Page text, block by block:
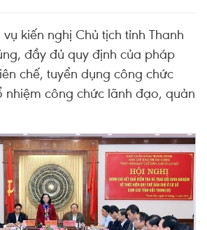
kiến nghị Chủ tịch tỉnh Thanh
đầy đủ quy định của pháp
chế, tuyển dụng công chức
nhiệm công chức lãnh đạo, quản